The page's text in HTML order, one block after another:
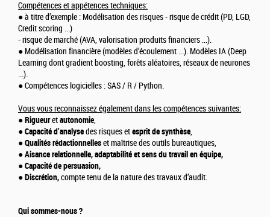
Compétences et appétences techniques:
● à titre d’exemple : Modélisation des risques - risque de crédit (PD, LGD,
Credit scoring ...)
- risque de marché (AVA, valorisation produits financiers ...).
● Modélisation financière (modèles d’écoulement ...). Modèles IA (Deep
Learning dont gradient boosting, forêts aléatoires, réseaux de neurones
...).
● Compétences logicielles : SAS / R / Python.
Vous vous reconnaissez également dans les compétences suivantes:
●Rigueuretautonomie,
●Capacité d’analysedes risques etesprit de synthèse,
●Qualités rédactionnelleset maîtrise des outils bureautiques,
●Aisance relationnelle, adaptabilité et sens du travail en équipe,
●Capacité de persuasion,
●Discrétion,compte tenu de la nature des travaux d’audit.
Qui sommes-nous ?